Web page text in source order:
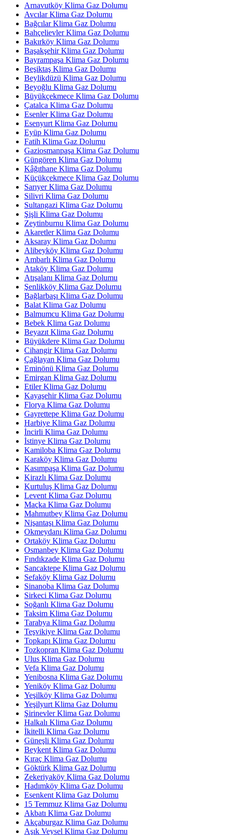
Arnavutköy Klima Gaz Dolumu
Avcılar Klima Gaz Dolumu
Bağcılar Klima Gaz Dolumu
Bahçelievler Klima Gaz Dolumu
Bakırköy Klima Gaz Dolumu
Başakşehir Klima Gaz Dolumu
Bayrampaşa Klima Gaz Dolumu
Beşiktaş Klima Gaz Dolumu
Beylikdüzü Klima Gaz Dolumu
Beyoğlu Klima Gaz Dolumu
Büyükçekmece Klima Gaz Dolumu
Çatalca Klima Gaz Dolumu
Esenler Klima Gaz Dolumu
Esenyurt Klima Gaz Dolumu
Eyüp Klima Gaz Dolumu
Fatih Klima Gaz Dolumu
Gaziosmanpaşa Klima Gaz Dolumu
Güngören Klima Gaz Dolumu
Kâğıthane Klima Gaz Dolumu
Küçükçekmece Klima Gaz Dolumu
Sarıyer Klima Gaz Dolumu
Silivri Klima Gaz Dolumu
Sultangazi Klima Gaz Dolumu
Şişli Klima Gaz Dolumu
Zeytinburnu Klima Gaz Dolumu
Akaretler Klima Gaz Dolumu
Aksaray Klima Gaz Dolumu
Alibeyköy Klima Gaz Dolumu
Ambarlı Klima Gaz Dolumu
Ataköy Klima Gaz Dolumu
Atışalanı Klima Gaz Dolumu
Şenlikköy Klima Gaz Dolumu
Bağlarbaşı Klima Gaz Dolumu
Balat Klima Gaz Dolumu
Balmumcu Klima Gaz Dolumu
Bebek Klima Gaz Dolumu
Beyazıt Klima Gaz Dolumu
Büyükdere Klima Gaz Dolumu
Cihangir Klima Gaz Dolumu
Çağlayan Klima Gaz Dolumu
Eminönü Klima Gaz Dolumu
Emirgan Klima Gaz Dolumu
Etiler Klima Gaz Dolumu
Kayaşehir Klima Gaz Dolumu
Florya Klima Gaz Dolumu
Gayrettepe Klima Gaz Dolumu
Harbiye Klima Gaz Dolumu
İncirli Klima Gaz Dolumu
İstinye Klima Gaz Dolumu
Kamiloba Klima Gaz Dolumu
Karaköy Klima Gaz Dolumu
Kasımpaşa Klima Gaz Dolumu
Kirazlı Klima Gaz Dolumu
Kurtuluş Klima Gaz Dolumu
Levent Klima Gaz Dolumu
Maçka Klima Gaz Dolumu
Mahmutbey Klima Gaz Dolumu
Nişantaşı Klima Gaz Dolumu
Okmeydanı Klima Gaz Dolumu
Ortaköy Klima Gaz Dolumu
Osmanbey Klima Gaz Dolumu
Fındıkzade Klima Gaz Dolumu
Sancaktepe Klima Gaz Dolumu
Sefaköy Klima Gaz Dolumu
Sinanoba Klima Gaz Dolumu
Sirkeci Klima Gaz Dolumu
Soğanlı Klima Gaz Dolumu
Taksim Klima Gaz Dolumu
Tarabya Klima Gaz Dolumu
Teşvikiye Klima Gaz Dolumu
Topkapı Klima Gaz Dolumu
Tozkopran Klima Gaz Dolumu
Ulus Klima Gaz Dolumu
Vefa Klima Gaz Dolumu
Yenibosna Klima Gaz Dolumu
Yeniköy Klima Gaz Dolumu
Yeşilköy Klima Gaz Dolumu
Yeşilyurt Klima Gaz Dolumu
Şirinevler Klima Gaz Dolumu
Halkalı Klima Gaz Dolumu
İkitelli Klima Gaz Dolumu
Güneşli Klima Gaz Dolumu
Beykent Klima Gaz Dolumu
Kıraç Klima Gaz Dolumu
Göktürk Klima Gaz Dolumu
Zekeriyaköy Klima Gaz Dolumu
Hadımköy Klima Gaz Dolumu
Esenkent Klima Gaz Dolumu
15 Temmuz Klima Gaz Dolumu
Akbatı Klima Gaz Dolumu
Akçaburgaz Klima Gaz Dolumu
Aşık Veysel Klima Gaz Dolumu